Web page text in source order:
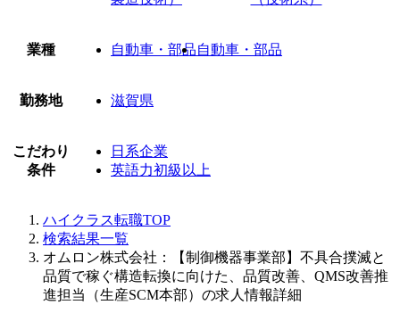
業種 自動車・部品自動車・部品
勤務地 滋賀県
こだわり
条件
日系企業
英語力初級以上
ハイクラス転職TOP
検索結果一覧
オムロン株式会社：【制御機器事業部】不具合撲滅と
品質で稼ぐ構造転換に向けた、品質改善、QMS改善推
進担当（生産SCM本部）の求人情報詳細